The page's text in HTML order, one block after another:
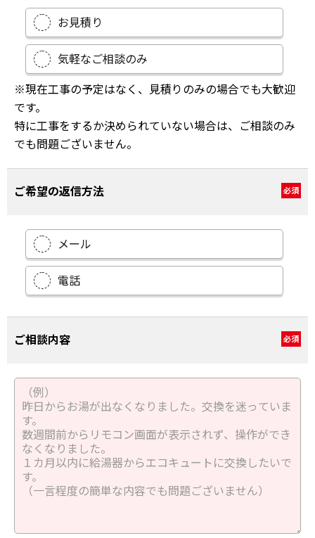
お見積り
気軽なご相談のみ
※現在工事の予定はなく、見積りのみの場合でも大歓迎
です。
特に工事をするか決められていない場合は、ご相談のみ
でも問題ございません。
ご希望の返信方法 必須
メール
電話
ご相談内容 必須